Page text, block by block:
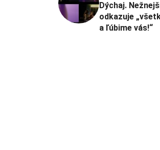
Dýchaj.
odkazuje
a ľúbime vás!“